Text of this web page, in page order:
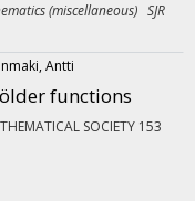
(miscellaneous) SJR
Antti
functions
SOCIETY 153